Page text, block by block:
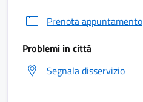
Prenota appuntamento
Problemi in città
Segnala disservizio